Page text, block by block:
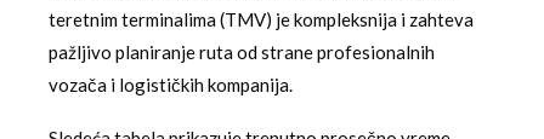
teretnim terminalima (TMV) je kompleksnija i zahteva
pažljivo planiranje ruta od strane profesionalnih
vozača i logističkih kompanija.